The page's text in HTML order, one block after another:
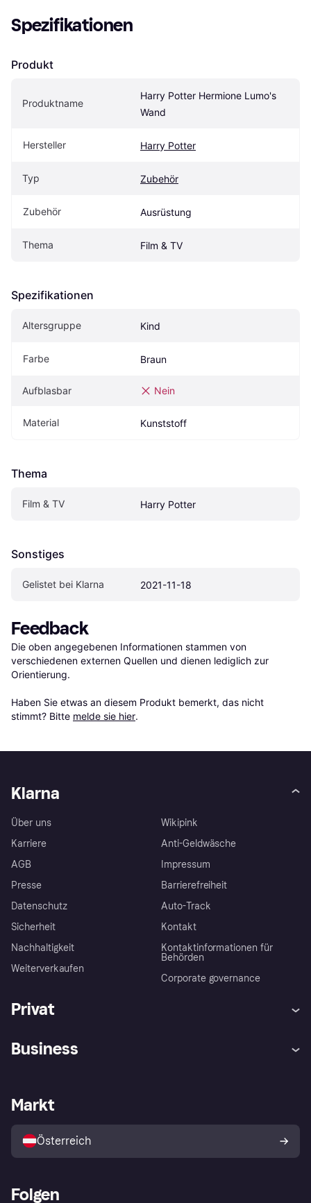
Spezifikationen
Produkt
Produktname
Harry Potter Hermione Lumo's
Wand
Hersteller Harry Potter
Typ Zubehör
Zubehör Ausrüstung
Thema Film & TV
Spezifikationen
Altersgruppe Kind
Farbe Braun
Aufblasbar Nein
Material Kunststoff
Thema
Film & TV Harry Potter
Sonstiges
Gelistet bei Klarna 2021-11-18
Feedback
Die oben angegebenen Informationen stammen von
verschiedenen externen Quellen und dienen lediglich zur
Orientierung.
Haben Sie etwas an diesem Produkt bemerkt, das nicht
stimmt? Bitte melde sie hier.
Klarna
Über uns
Karriere
AGB
Presse
Datenschutz
Sicherheit
Nachhaltigkeit
Weiterverkaufen
Wikipink
Anti-Geldwäsche
Impressum
Barrierefreiheit
Auto-Track
Kontakt
Kontaktinformationen für
Behörden
Corporate governance
Privat
Shops entdecken
Business
Händlerportal
Markt
Österreich
Folgen